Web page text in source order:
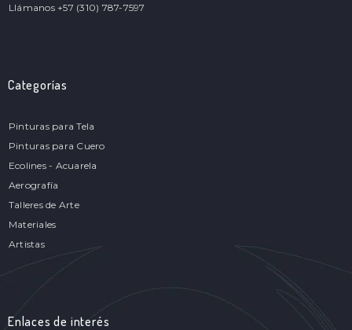
Llámanos +57 (310) 787-7597
Categorías
Pinturas para Tela
Pinturas para Cuero
Ecolines - Acuarela
Aerografía
Talleres de Arte
Materiales
Artistas
Enlaces de interés